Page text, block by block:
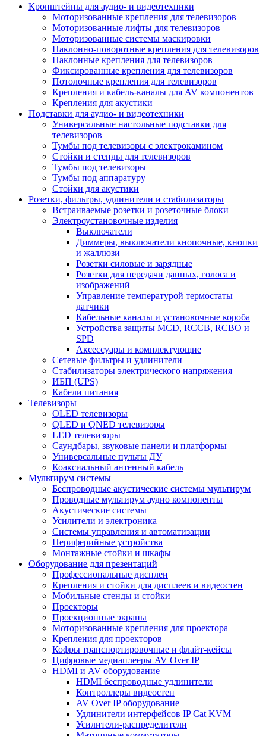
Кронштейны для аудио- и видеотехники
Моторизованные крепления для телевизоров
Моторизованные лифты для телевизоров
Моторизованные системы маскировки
Наклонно-поворотные крепления для телевизоров
Наклонные крепления для телевизоров
Фиксированные крепления для телевизоров
Потолочные крепления для телевизоров
Крепления и кабель-каналы для AV компонентов
Крепления для акустики
Подставки для аудио- и видеотехники
Универсальные настольные подставки для
телевизоров
Тумбы под телевизоры с электрокамином
Стойки и стенды для телевизоров
Тумбы под телевизоры
Тумбы под аппаратуру
Стойки для акустики
Розетки, фильтры, удлинители и стабилизаторы
Встраиваемые розетки и розеточные блоки
Электроустановочные изделия
Выключатели
Диммеры, выключатели кнопочные, кнопки
и жаллюзи
Розетки силовые и зарядные
Розетки для передачи данных, голоса и
изображений
Управление температурой термостаты
датчики
Кабельные каналы и установочные короба
Устройства защиты MCD, RCCB, RCBO и
SPD
Аксессуары и комплектующие
Сетевые фильтры и удлинители
Стабилизаторы электрического напряжения
ИБП (UPS)
Кабели питания
Телевизоры
OLED телевизоры
QLED и QNED телевизоры
LED телевизоры
Саундбары, звуковые панели и платформы
Универсальные пульты ДУ
Коаксиальный антенный кабель
Мультирум системы
Беспроводные акустические системы мультирум
Проводные мультирум аудио компоненты
Акустические системы
Усилители и электроника
Системы управления и автоматизации
Периферийные устройства
Монтажные стойки и шкафы
Оборудование для презентаций
Профессиональные дисплеи
Крепления и стойки для дисплеев и видеостен
Мобильные стенды и стойки
Проекторы
Проекционные экраны
Моторизованные крепления для проектора
Крепления для проекторов
Кофры транспортировочные и флайт-кейсы
Цифровые медиаплееры AV Over IP
HDMI и AV оборудование
HDMI беспроводные удлинители
Контроллеры видеостен
AV Over IP оборудование
Удлинители интерфейсов IP Cat KVM
Усилители-распределители